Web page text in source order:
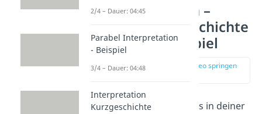
Ideen sammeln –
Spannende Geschichte
schreiben Beispiel
zur Stelle im Video springen
Jetzt weißt du, worum es in deiner
2/4 – Dauer: 04:45
Parabel Interpretation
- Beispiel
3/4 – Dauer: 04:48
Interpretation
Kurzgeschichte